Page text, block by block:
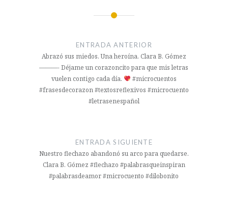
entradas
ENTRADA ANTERIOR
Abrazó sus miedos. Una heroína. Clara B. Gómez
———- Déjame un corazoncito para que mis letras
vuelen contigo cada día.
#microcuentos
#frasesdecorazon #textosreflexivos #microcuento
#letrasenespañol
ENTRADA SIGUIENTE
Nuestro flechazo abandonó su arco para quedarse.
Clara B. Gómez #flechazo #palabrasqueinspiran
#palabrasdeamor #microcuento #dilobonito